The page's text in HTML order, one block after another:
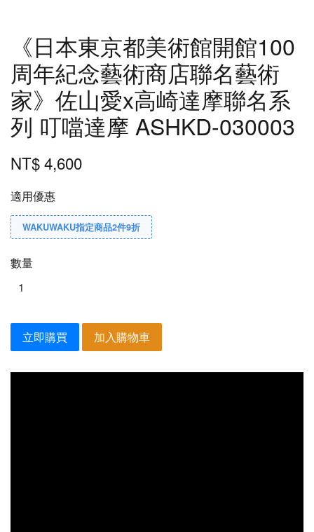
《日本東京都美術館開館100
周年紀念藝術商店聯名藝術
家》佐山愛x高崎達摩聯名系
列 叮噹達摩 ASHKD-030003
NT$ 4,600
適用優惠
WAKUWAKU指定商品2件9折
數量
立即購買 加入購物車